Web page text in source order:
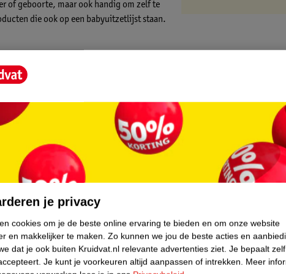
of geboorte, maar ook handig om zelf te
die ook op een babyuitzetlijst staan.
(200 ml), Zwitsal Haarlotion (200
leggen.
huidneutraal en dermatologisch getest,
vertrouwde geur van Zwitsal.
om allerlei spulletjes in op te
Zwitsal
je privacy
cookies om je de beste online ervaring te bieden en om onze website
en makkelijker te maken. Zo kunnen we jou de beste acties en
dat je ook buiten Kruidvat.nl relevante advertenties ziet. Je bepaalt
Je kunt je voorkeuren altijd aanpassen of intrekken. Meer